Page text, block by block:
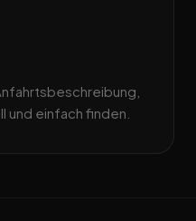
und einfach finden.